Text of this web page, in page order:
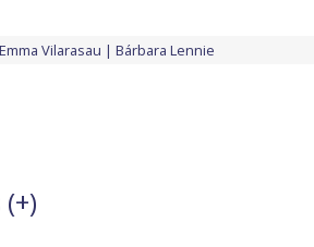
Emma Vilarasau Bárbara Lennie
+)